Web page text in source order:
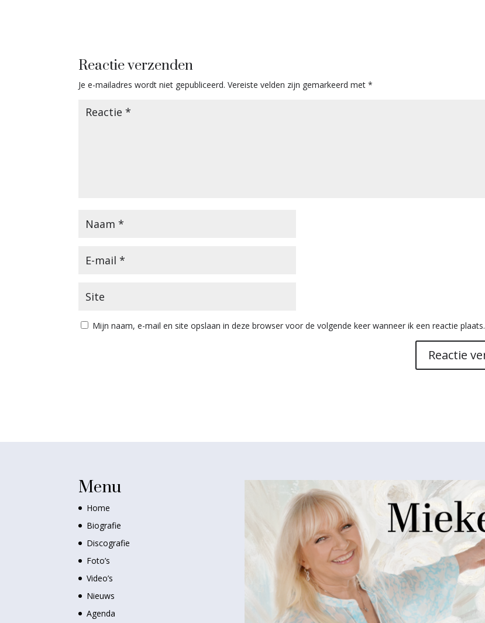
Reactie verzenden
Je e-mailadres wordt niet gepubliceerd. Vereiste velden zijn gemarkeerd met*
Mijn naam, e-mail en site opslaan in deze browser voor de volgende keer wanneer ik een reactie plaats.
Menu
Home
Biografie
Discografie
Foto’s
Video’s
Nieuws
Agenda